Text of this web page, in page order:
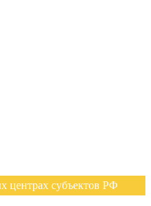
центрах субъектов РФ